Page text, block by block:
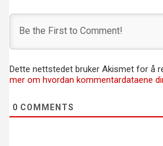
Dette nettstedet bruker Akismet for å
mer om hvordan kommentardataene
0 COMMENTS